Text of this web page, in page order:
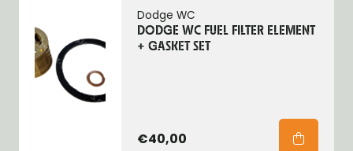
Dodge WC
DODGE WC FUEL FILTER ELEMENT
+ GASKET SET
€40,00